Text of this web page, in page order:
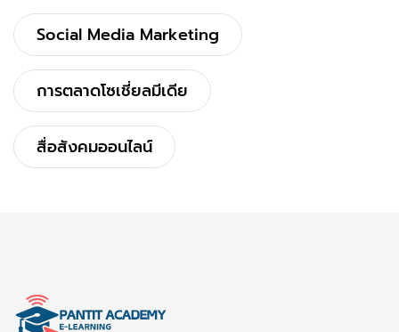
Social Media Marketing
การตลาดโซเชี่ยลมีเดีย
สื่อสังคมออนไลน์